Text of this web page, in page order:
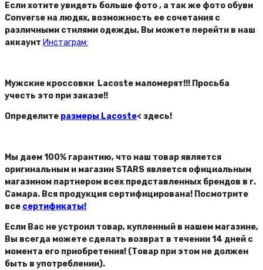
Если хотите увидеть больше фото , а так же фото обуви
Converse на людях, возможность ее сочетания с
различными стилями одежды, Вы можете перейти в наш
аккаунт Инстаграм:
Мужские кроссовки Lacoste маломерят!!! Просьба
учесть это при заказе!!
Определите размеры Lacoste< здесь!
Мы даем 100% гарантию, что наш товар является
оригинальным и магазин STARS является официальным
магазином партнером всех представленных брендов в г.
Самара. Вся продукция сертифицирована! Посмотрите
все сертификаты!
Если Вас не устроил товар, купленный в нашем магазине,
Вы всегда можете сделать возврат в течении 14 дней с
момента его приобретения! (Товар при этом не должен
быть в употреблении).